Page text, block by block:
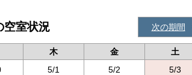
空室状況 次の期間
木 金
土
5/1 5/2 5/3